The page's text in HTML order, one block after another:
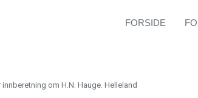
FORSIDE
om H.N. Hauge. Helleland